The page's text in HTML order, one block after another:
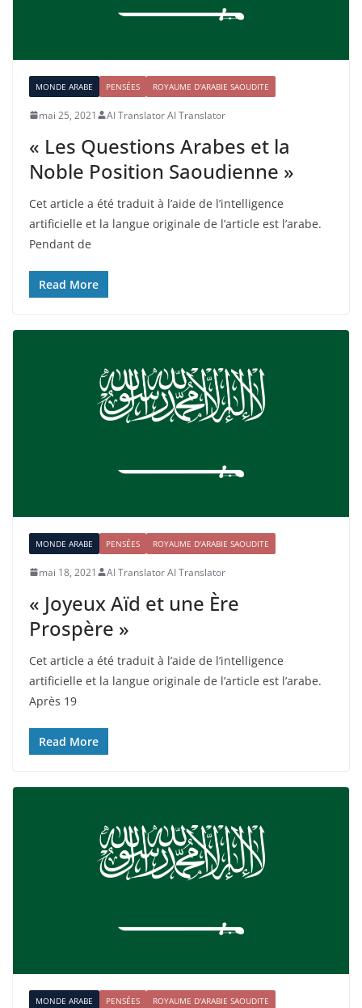
MONDE ARABE PENSÉES ROYAUME D'ARABIE SAOUDITE
mai 25, 2021 AI Translator AI Translator
« Les Questions Arabes et la
Noble Position Saoudienne »
Cet article a été traduit à l’aide de l’intelligence
artificielle et la langue originale de l’article est l’arabe.
Pendant de
Read More
MONDE ARABE PENSÉES ROYAUME D'ARABIE SAOUDITE
mai 18, 2021 AI Translator AI Translator
« Joyeux Aïd et une Ère
Prospère »
Cet article a été traduit à l’aide de l’intelligence
artificielle et la langue originale de l’article est l’arabe.
Après 19
Read More
MONDE ARABE PENSÉES ROYAUME D'ARABIE SAOUDITE